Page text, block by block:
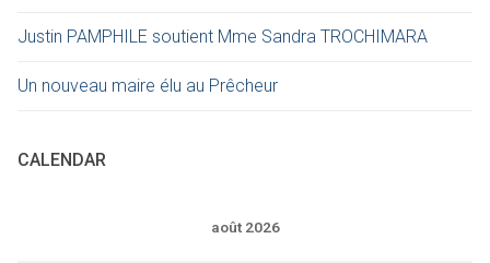
Justin PAMPHILE soutient Mme Sandra TROCHIMARA
Un nouveau maire élu au Prêcheur
CALENDAR
août 2026